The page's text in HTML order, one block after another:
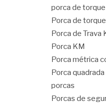
porca de torque
Porca de
Porca de Trava
Porca KM
Porca métrica
Porca quadrada
porcas
Porcas de